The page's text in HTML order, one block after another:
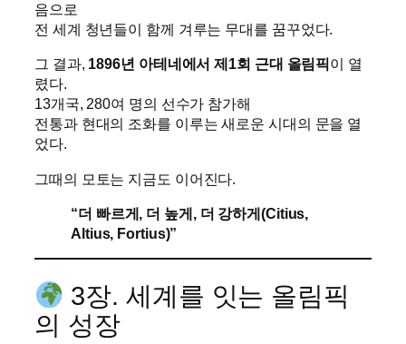
음으로
전 세계 청년들이 함께 겨루는 무대를 꿈꾸었다.
그 결과, 1896년 아테네에서 제1회 근대 올림픽이 열
렸다.
13개국, 280여 명의 선수가 참가해
전통과 현대의 조화를 이루는 새로운 시대의 문을 열
었다.
그때의 모토는 지금도 이어진다.
“더 빠르게, 더 높게, 더 강하게(Citius,
Altius, Fortius)”
3장. 세계를 잇는 올림픽
의 성장